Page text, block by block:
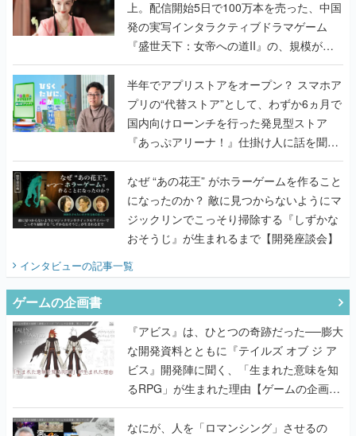
上。配信開始5日で100万本を売った、中国
発の実写インタラクティブドラマゲーム
『盛世天下：女帝への道II』の、規模が違
うこだわりをプロデューサーに聞いた
半年でアプリストアをオープン？ スマホア
プリの“代替ストア”として、わずか6ヵ月で
国内向けローンチを行った発見型ストア
『あっぷアリーナ！』仕掛け人に話を聞い
てみた
なぜ “あの花王” がホラーゲームを作ること
になったのか？ 敵に見つからないようにマ
ジックリンでこっそり掃除する『しずかな
おそうじ』が生まれるまで【開発座談会】
インタビューの記事一覧
ゲームの企画書
『アビス』は、ひとつの奇跡だった──膨大
な開発資料とともに『テイルズ オブ ジ ア
ビス』開発陣に聞く、「生まれた意味を知
るRPG」が生まれた理由【ゲームの企画
書】
なにが、人を「ロマンシング」させるの